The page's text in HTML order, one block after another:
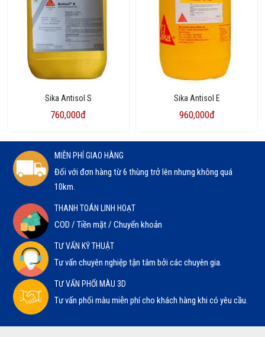
Sika Antisol S
760,000đ
Sika Antisol E
960,000đ
MIỄN PHÍ GIAO HÀNG
Đối với đơn hàng từ 6 thùng trở lên nhưng không quá
10km.
THANH TOÁN LINH HOẠT
COD / Tiền mặt / Chuyển khoản
TƯ VẤN KỸ THUẬT
Tư vấn chuyên nghiệp tận tâm bởi các chuyên gia.
TƯ VẤN PHỐI MÀU 3D
Tư vấn phối màu miễn phí cho khách hàng khi có yêu cầu.